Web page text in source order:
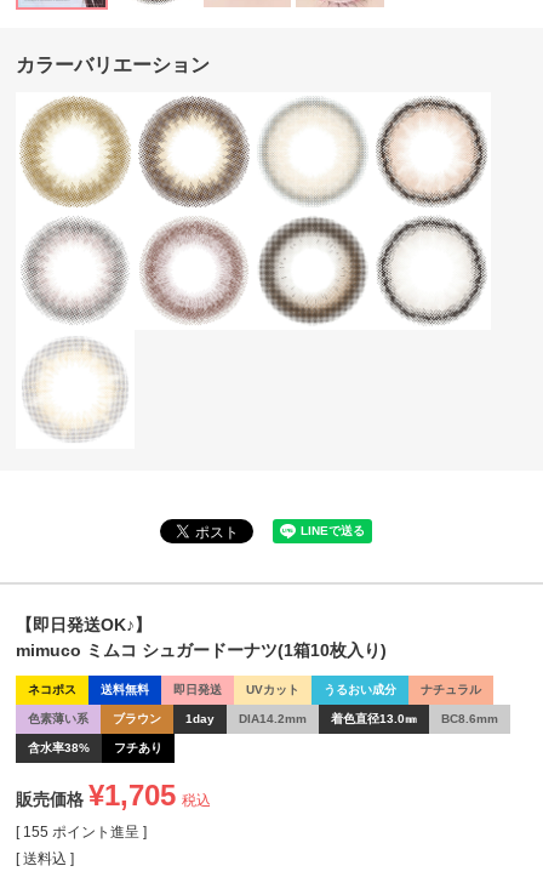
カラーバリエーション
【即日発送OK♪】
mimuco ミムコ シュガードーナツ(1箱10枚入り)
ネコポス 送料無料 即日発送 UVカット うるおい成分 ナチュラル
色素薄い系 ブラウン 1day DIA14.2mm 着色直径13.0㎜ BC8.6mm
含水率38% フチあり
販売価格 ¥1,705 税込
[ 155 ポイント進呈 ]
送料込